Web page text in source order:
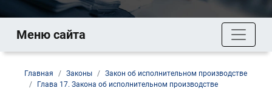
Меню сайта
Главная Законы
Закон об исполнительном производстве
Глава 17. Закона об исполнительном производстве